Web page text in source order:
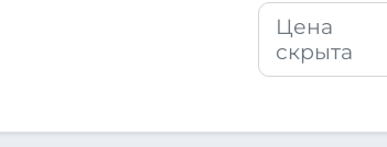
Цена
скрыта